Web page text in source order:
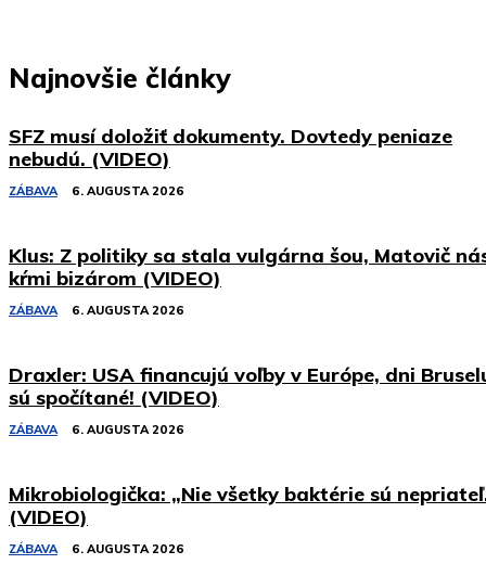
Najnovšie články
SFZ musí doložiť dokumenty. Dovtedy peniaze
nebudú. (VIDEO)
ZÁBAVA 6. AUGUSTA 2026
Klus: Z politiky sa stala vulgárna šou, Matovič
kŕmi bizárom (VIDEO)
ZÁBAVA 6. AUGUSTA 2026
Draxler: USA financujú voľby v Európe, dni
sú spočítané! (VIDEO)
ZÁBAVA 6. AUGUSTA 2026
Mikrobiologička: „Nie všetky baktérie sú
(VIDEO)
ZÁBAVA 6. AUGUSTA 2026